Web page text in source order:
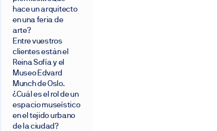
hace un arquitecto
en una feria de
arte?
Entre vuestros
clientes están el
Reina Sofía y el
Museo Edvard
Munch de Oslo.
¿Cuál es el rol de un
espacio museístico
en el tejido urbano
de la ciudad?